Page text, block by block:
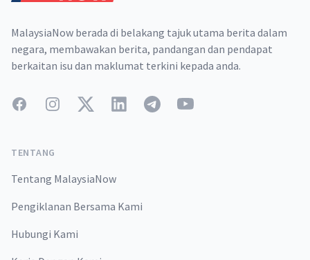
MalaysiaNow berada di belakang tajuk utama berita dalam
negara, membawakan berita, pandangan dan pendapat
berkaitan isu dan maklumat terkini kepada anda.
FacebookInstagramTwitterLinkedInTelegramYouTube
TENTANG
Tentang MalaysiaNow
Pengiklanan Bersama Kami
Hubungi Kami